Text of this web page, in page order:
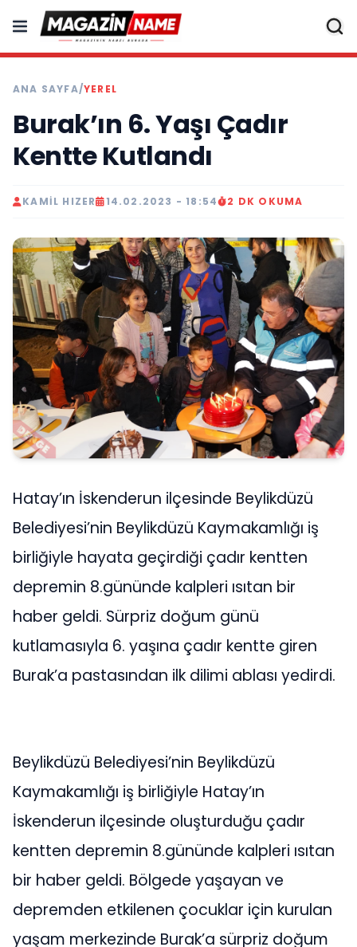
ANA SAYFA/YEREL
Burak’ın 6. Yaşı Çadır
Kentte Kutlandı
KAMIL HIZER 14.02.2023 - 18:54 2 DK OKUMA
Hatay’ın İskenderun ilçesinde Beylikdüzü
Belediyesi’nin Beylikdüzü Kaymakamlığı iş
birliğiyle hayata geçirdiği çadır kentten
depremin 8.gününde kalpleri ısıtan bir
haber geldi. Sürpriz doğum günü
kutlamasıyla 6. yaşına çadır kentte giren
Burak’a pastasından ilk dilimi ablası yedirdi.
Beylikdüzü Belediyesi’nin Beylikdüzü
Kaymakamlığı iş birliğiyle Hatay’ın
İskenderun ilçesinde oluşturduğu çadır
kentten depremin 8.gününde kalpleri ısıtan
bir haber geldi. Bölgede yaşayan ve
depremden etkilenen çocuklar için kurulan
yaşam merkezinde Burak’a sürpriz doğum